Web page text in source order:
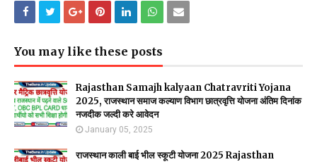
You may like these posts
Rajasthan Samajh kalyaan Chatravriti Yojana
2025, राजस्थान समाज कल्याण विभाग छात्रवृत्ति योजना अंतिम दिनांक
नजदीक जल्दी करे आवेदन
January 05, 2025
राजस्थान काली बाई भील स्कूटी योजना 2025 Rajasthan